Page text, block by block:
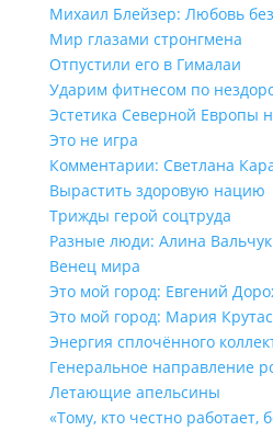
Михаил Блейзер: Любовь
Мир глазами стронгмена
Отпустили его в Гималаи
Ударим фитнесом по
Эстетика Северной Европы
Это не игра
Комментарии: Светлана
Вырастить здоровую нацию
Трижды герой соцтруда
Разные люди: Алина
Венец мира
Это мой город: Евгений
Это мой город: Мария
Энергия сплочённого
Генеральное направление
Летающие апельсины
«Тому, кто честно работает,